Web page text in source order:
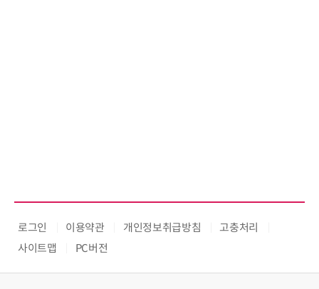
로그인 이용약관 개인정보취급방침
고충처리
사이트맵
PC버전